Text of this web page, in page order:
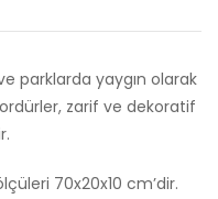
parklarda yaygın olarak
zarif ve dekoratif
70x20x10 cm’dir.